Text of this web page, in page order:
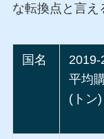
な転換点と言え
国名
2019-
平均
(トン)